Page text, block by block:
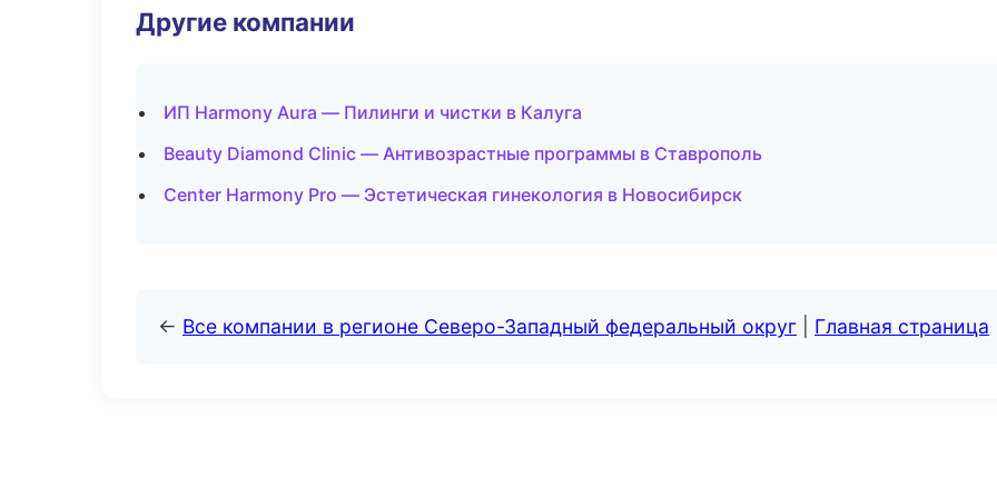
Другие компании
ИП Harmony Aura — Пилинги и чистки в Калуга
Beauty Diamond Clinic — Антивозрастные программы в Ставрополь
Center Harmony Pro — Эстетическая гинекология в Новосибирск
← Все компании в регионе Северо-Западный федеральный округ Главная страница